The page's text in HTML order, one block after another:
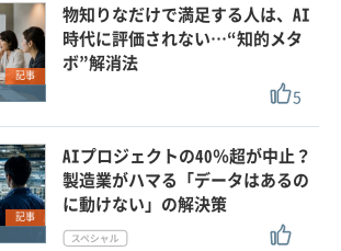
記事
物知りなだけで満足する人は、AI
時代に評価されない…“知的メタ
ボ”解消法
5
記事
AIプロジェクトの40％超が中止？
製造業がハマる「データはあるの
に動けない」の解決策